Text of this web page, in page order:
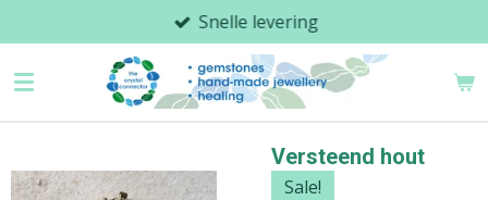
direct
naar
Snelle levering
Versteend hout
Sale!